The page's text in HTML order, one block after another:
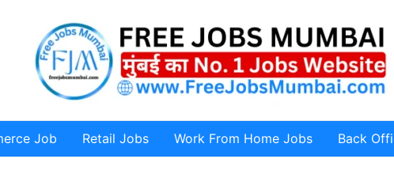
Job Retail Jobs Work From Home Jobs Back